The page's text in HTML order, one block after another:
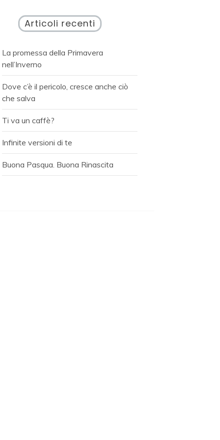
Articoli recenti
La promessa della Primavera
nell’Inverno
Dove c’è il pericolo, cresce anche ciò
che salva
Ti va un caffè?
Infinite versioni di te
Buona Pasqua. Buona Rinascita